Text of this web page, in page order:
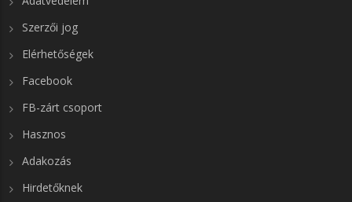
Szerzői jog
Elérhetőségek
Facebook
FB-zárt csoport
Hasznos
Adakozás
Hirdetőknek